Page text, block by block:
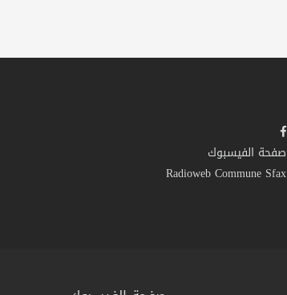
صفحة الفيسبوك
Radioweb Commune Sfax